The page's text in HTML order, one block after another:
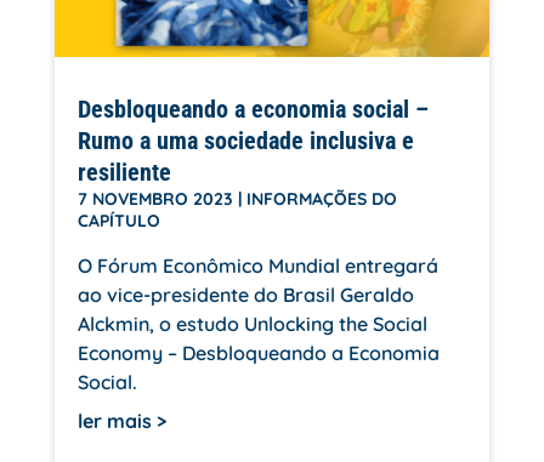
Desbloqueando a economia social –
Rumo a uma sociedade inclusiva e
resiliente
7 NOVEMBRO 2023 | INFORMAÇÕES DO
CAPÍTULO
O Fórum Econômico Mundial entregará
ao vice-presidente do Brasil Geraldo
Alckmin, o estudo Unlocking the Social
Economy – Desbloqueando a Economia
Social.
ler mais